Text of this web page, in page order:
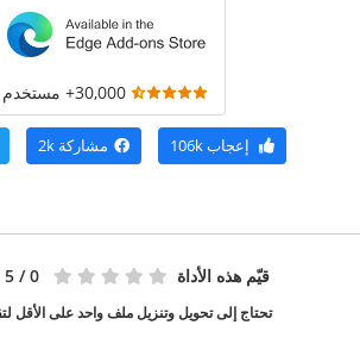
30,000+ مستخدم
إعجاب106k مشاركة 2k
قيّم هذه الأداة 0 / 5 - 0 تصويتات
تحتاج إلى تحويل وتنزيل ملف واحد على الأقل